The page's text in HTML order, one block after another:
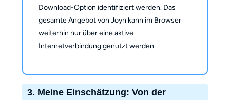
Download-Option identifiziert werden. Das
gesamte Angebot von Joyn kann im Browser
weiterhin nur über eine aktive
Internetverbindung genutzt werden
3. Meine Einschätzung: Von der